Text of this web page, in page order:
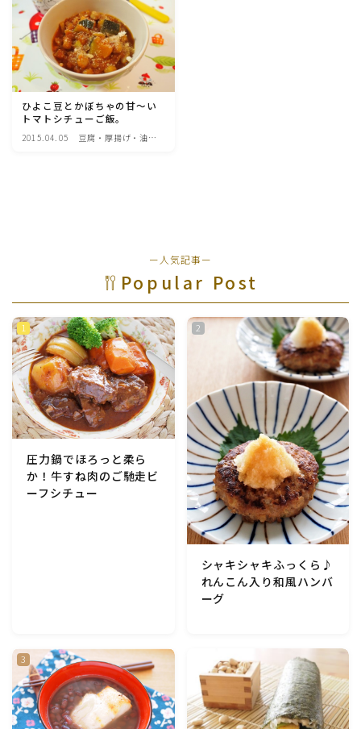
卵料理
野菜料理(ブロッコリー・カリフラワー・パプリカ・菜
の花・その他)
野菜料理(きゅうり・なす・トマト・ピーマン・かぼち
野菜料理(ズッキーニ・コーン・いんげん・そら豆・え
野菜料理(玉ねぎ・ねぎ・アボカド・青梗菜・セロリ・
アスパラガス)
根菜料理（にんじん・ごぼう・かぶ・大根・れんこん・
ビーツ)
芋類(じゃが芋・さつま芋・里芋・山芋)
もやし・豆苗・たけのこ・せり・ふき・その他山菜料理
和菓子
マクロビスイーツ・自然派おやつ
ひよこ豆とかぼちゃの甘～い
トマトシチューご飯。
2015.04.05
豆腐・厚揚げ・油揚
ー人気記事ー
Popular Post
圧力鍋でほろっと柔ら
か！牛すね肉のご馳走ビ
ーフシチュー
シャキシャキふっくら♪
れんこん入り和風ハンバ
ーグ